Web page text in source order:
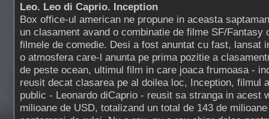
Leo. Leo di Caprio. Inception
Box office-ul american ne propune in aceasta
un clasament avand o combinatie de filme SF/Fantasy
filmele de comedie. Desi a fost anuntat cu fast, lansat
o atmosfera care-l anunta pe prima pozitie a
de peste ocean, ultimul film in care joaca frumoasa -
reusit decat clasarea pe al doilea loc, Inception, filmul
public - Leonardo diCaprio - reusit sa stranga in acest
milioane de USD, totalizand un total de 143 de